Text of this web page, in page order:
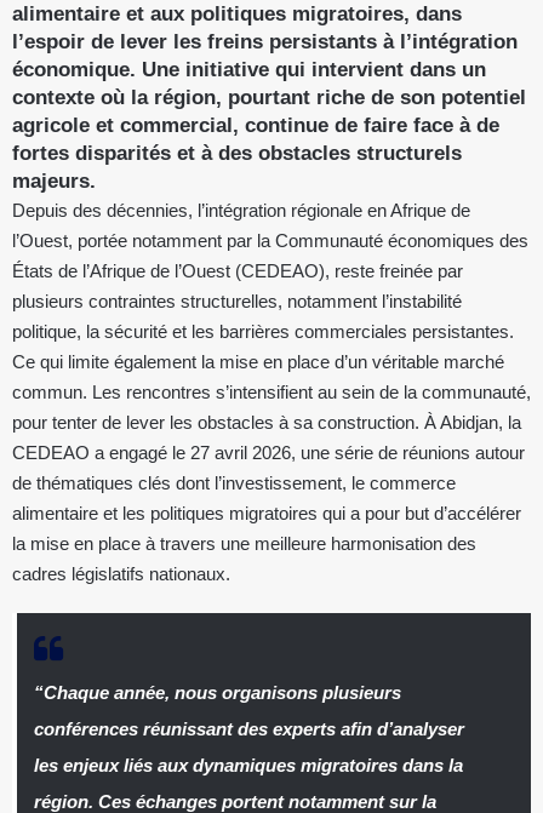
alimentaire et aux politiques migratoires, dans
l’espoir de lever les freins persistants à l’intégration
économique. Une initiative qui intervient dans un
contexte où la région, pourtant riche de son potentiel
agricole et commercial, continue de faire face à de
fortes disparités et à des obstacles structurels
majeurs.
Depuis des décennies, l’intégration régionale en Afrique de
l’Ouest, portée notamment par la Communauté économiques des
États de l’Afrique de l’Ouest (CEDEAO), reste freinée par
plusieurs contraintes structurelles, notamment l’instabilité
politique, la sécurité et les barrières commerciales persistantes.
Ce qui limite également la mise en place d’un véritable marché
commun. Les rencontres s’intensifient au sein de la communauté,
pour tenter de lever les obstacles à sa construction. À Abidjan, la
CEDEAO a engagé le 27 avril 2026, une série de réunions autour
de thématiques clés dont l’investissement, le commerce
alimentaire et les politiques migratoires qui a pour but d’accélérer
la mise en place à travers une meilleure harmonisation des
cadres législatifs nationaux.
“Chaque année, nous organisons plusieurs
conférences réunissant des experts afin d’analyser
les enjeux liés aux dynamiques migratoires dans la
région. Ces échanges portent notamment sur la